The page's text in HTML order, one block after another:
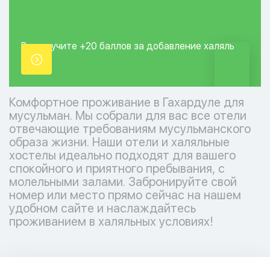
Вы получите +20 баллов за добавление халяль
точки.
Комфортное проживание в Гахардуле для
мусульман. Мы собрали для вас все отели
отвечающие требованиям мусульманского
образа жизни. Наши отели и халяльные
хостелы идеально подходят для вашего
спокойного и приятного пребывания, с
молельными залами. Забронируйте свой
номер или место прямо сейчас на нашем
удобном сайте и наслаждайтесь
проживанием в халяльных условиях!